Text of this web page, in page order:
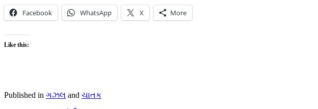
Facebook WhatsApp X More
Like this:
Published in ગઝલ and ચાતક